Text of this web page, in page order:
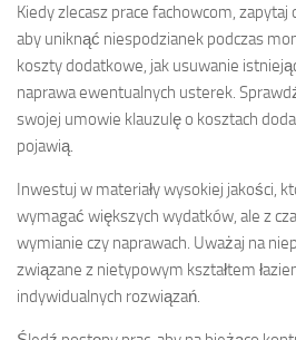
Kiedy zlecasz prace fachowcom, zapytaj
aby uniknąć niespodzianek podczas
koszty dodatkowe, jak usuwanie
naprawa ewentualnych usterek.
swojej umowie klauzulę o kosztach
pojawią.
Inwestuj w materiały wysokiej jakości,
wymagać większych wydatków, ale z
wymianie czy naprawach. Uważaj na
związane z nietypowym kształtem
indywidualnych rozwiązań.